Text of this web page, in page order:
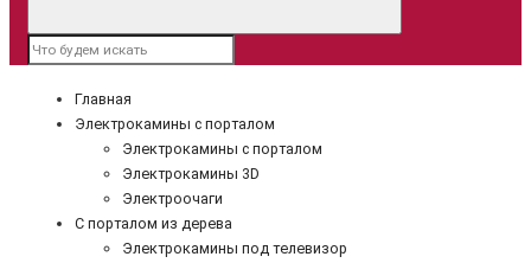
Главная
Электрокамины с порталом
Электрокамины с порталом
Электрокамины 3D
Электроочаги
С порталом из дерева
Электрокамины под телевизор